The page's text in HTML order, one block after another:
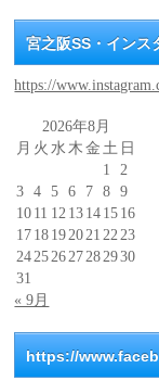
宮之阪SS・インス
https://
2026年8月
月 火 水 木 金 土 日
1
2
3
4 5 6 7 8
9
10 11 12 13 14 15 16
17 18 192021 2223
24252627282930
31
« 9月
https://